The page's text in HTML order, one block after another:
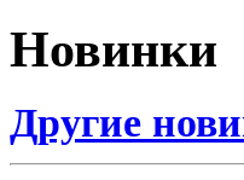
Новинки
Другие